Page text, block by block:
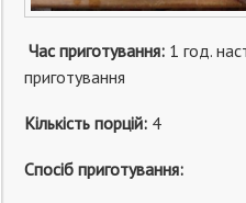
Час приготування: 1 год.
приготування
Кількість порцій: 4
Спосіб приготування: